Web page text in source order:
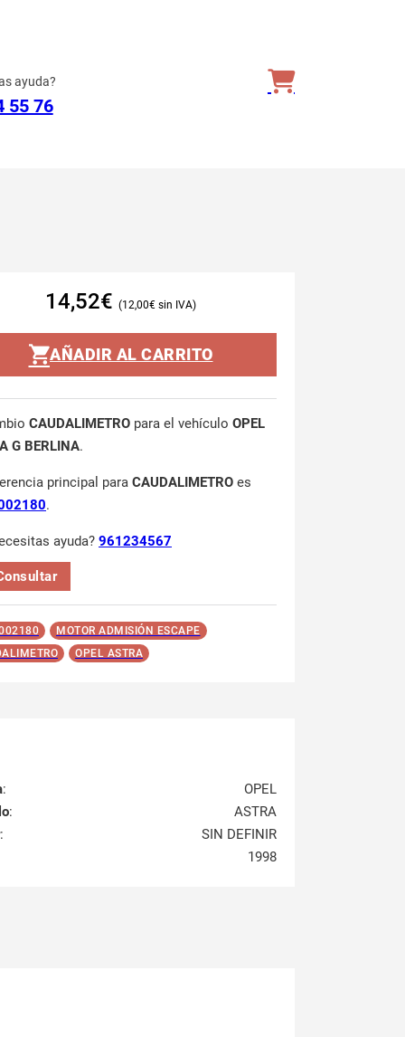
ayuda?
55 76
14,52€ 12,00€
AÑADIR AL CARRITO
CAUDALIMETRO para el vehículo OPEL
G BERLINA.
principal para CAUDALIMETRO es
.
ayuda? 961234567
MOTOR ADMISIÓN ESCAPE
OPEL ASTRA
:
OPEL
:
ASTRA
:
SIN DEFINIR
1998